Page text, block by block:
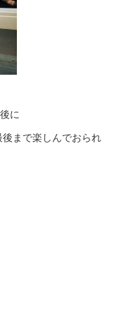
に
まで楽しんでおられ